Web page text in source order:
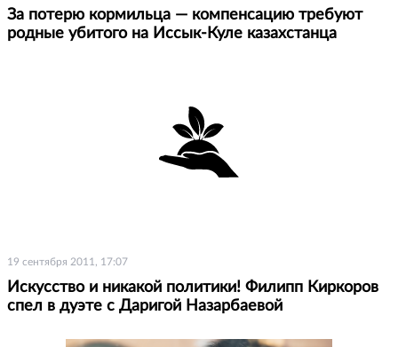
За потерю кормильца — компенсацию требуют
родные убитого на Иссык-Куле казахстанца
19 сентября 2011, 17:07
Искусство и никакой политики! Филипп Киркоров
спел в дуэте с Даригой Назарбаевой